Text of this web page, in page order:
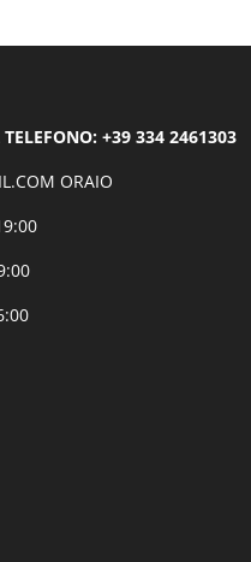
+39 334 2461303
ORAIO